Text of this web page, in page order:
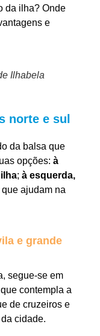
da ilha? Onde
e
Ilhabela
norte e sul
da balsa que
opções: à
; à esquerda,
ajudam na
e grande
segue-se em
contempla a
de cruzeiros e
cidade.